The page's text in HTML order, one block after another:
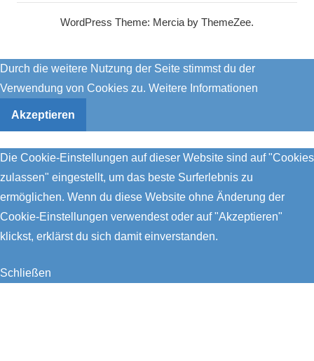
WordPress Theme: Mercia by ThemeZee.
Durch die weitere Nutzung der Seite stimmst du der
Verwendung von Cookies zu. Weitere Informationen
Akzeptieren
Die Cookie-Einstellungen auf dieser Website sind auf "Cookies
zulassen" eingestellt, um das beste Surferlebnis zu
ermöglichen. Wenn du diese Website ohne Änderung der
Cookie-Einstellungen verwendest oder auf "Akzeptieren"
klickst, erklärst du sich damit einverstanden.
Schließen